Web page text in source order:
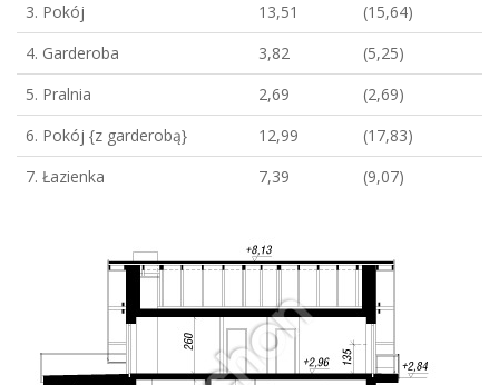
3. Pokój
13,51
(15,64)
4. Garderoba
3,82
(5,25)
5. Pralnia
2,69
(2,69)
6. Pokój {z garderobą}
12,99
(17,83)
7. Łazienka
7,39 (9,07)